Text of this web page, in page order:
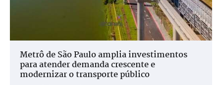
Metrô de São Paulo amplia investimentos
para atender demanda crescente e
modernizar o transporte público